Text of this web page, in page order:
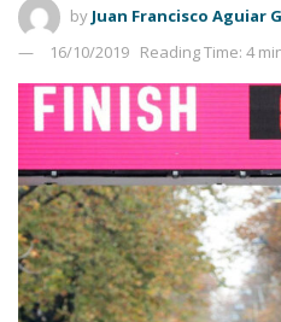
by Juan Francisco Aguiar
16/10/2019 Reading Time: 4